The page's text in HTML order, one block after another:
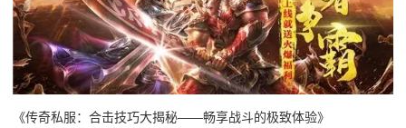
《传奇私服：合击技巧大揭秘——畅享战斗的极致体验》